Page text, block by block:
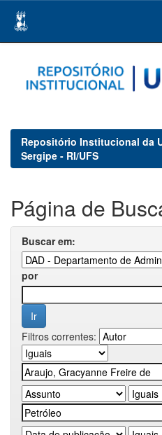
navigation
Repositório Institucional da
Sergipe - RI/UFS
Página de
Buscar em:
por
Filtros correntes: